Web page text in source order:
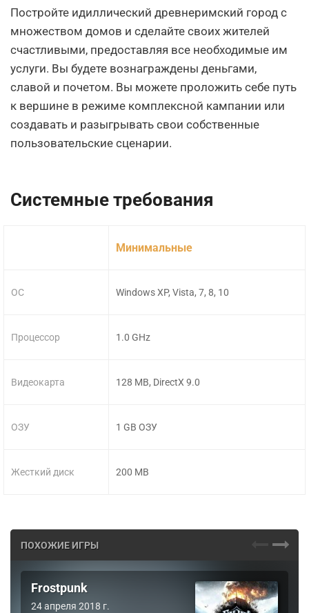
Постройте идиллический древнеримский город с
множеством домов и сделайте своих жителей
счастливыми, предоставляя все необходимые им
услуги. Вы будете вознаграждены деньгами,
славой и почетом. Вы можете проложить себе путь
к вершине в режиме комплексной кампании или
создавать и разыгрывать свои собственные
пользовательские сценарии.
Системные требования
ОС
Процессор
Видеокарта
ОЗУ
Жесткий диск
Минимальные
Windows XP, Vista, 7, 8, 10
1.0 GHz
128 MB, DirectX 9.0
1 GB ОЗУ
200 MB
ПОХОЖИЕ ИГРЫ
Frostpunk
24 апреля 2018 г.